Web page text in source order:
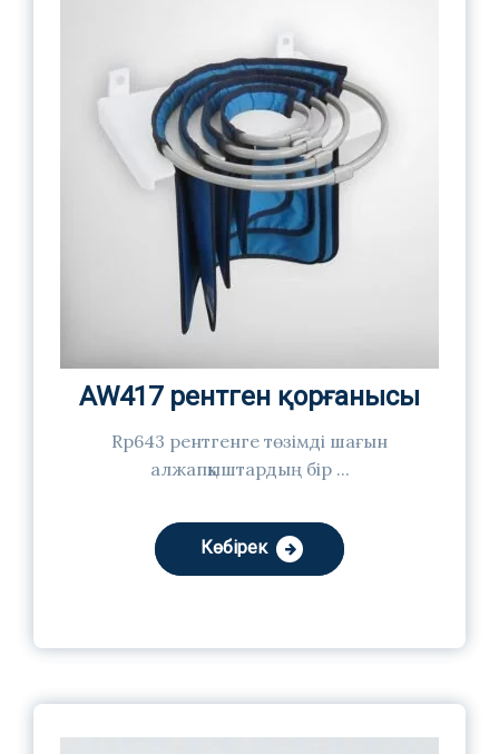
AW417 рентген қорғанысы
Rp643 рентгенге төзімді шағын
алжапқыштардың бір ...
Көбірек